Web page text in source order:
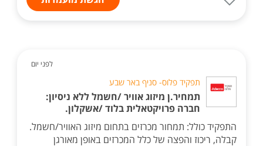
לפני יום
תפקיד פלוס- סניף באר שבע
תמחיר.ן מיזוג אוויר /חשמל ללא ניסיון:
חברה פרויקטאלית בלוד /אשקלון.
התפקיד כולל: תמחור מכרזים בתחום מיזוג האוויר/חשמל.
קבלה, ריכוז והפצה של כלל המכרזים באופן מאורגן